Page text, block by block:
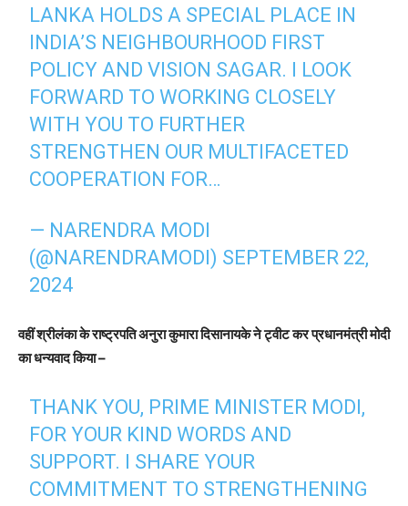
LANKA HOLDS A SPECIAL PLACE IN
INDIA’S NEIGHBOURHOOD FIRST
POLICY AND VISION SAGAR. I LOOK
FORWARD TO WORKING CLOSELY
WITH YOU TO FURTHER
STRENGTHEN OUR MULTIFACETED
COOPERATION FOR…
— NARENDRA MODI
(@NARENDRAMODI) SEPTEMBER 22,
2024
वहीं श्रीलंका के राष्ट्रपति अनुरा कुमारा दिसानायके ने ट्वीट कर प्रधानमंत्री मोदी
का धन्यवाद किया –
THANK YOU, PRIME MINISTER MODI,
FOR YOUR KIND WORDS AND
SUPPORT. I SHARE YOUR
COMMITMENT TO STRENGTHENING